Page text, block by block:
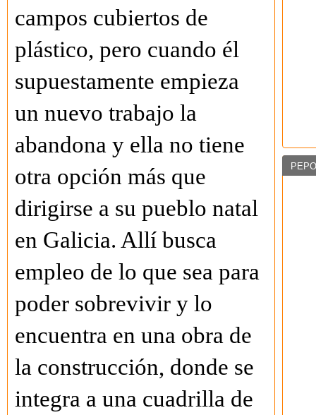
campos cubiertos de
plástico, pero cuando él
supuestamente empieza
un nuevo trabajo la
abandona y ella no tiene
otra opción más que
dirigirse a su pueblo natal
en Galicia. Allí busca
empleo de lo que sea para
poder sobrevivir y lo
encuentra en una obra de
la construcción, donde se
integra a una cuadrilla de